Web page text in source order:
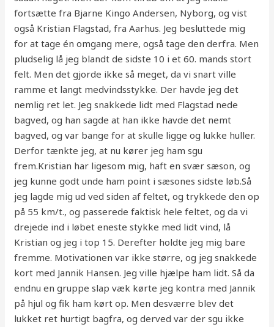
fortsætte fra Bjarne Kingo Andersen, Nyborg, og vist
også Kristian Flagstad, fra Aarhus. Jeg besluttede mig
for at tage én omgang mere, også tage den derfra. Men
pludselig lå jeg blandt de sidste 10 i et 60. mands stort
felt. Men det gjorde ikke så meget, da vi snart ville
ramme et langt medvindsstykke. Der havde jeg det
nemlig ret let. Jeg snakkede lidt med Flagstad nede
bagved, og han sagde at han ikke havde det nemt
bagved, og var bange for at skulle ligge og lukke huller.
Derfor tænkte jeg, at nu kører jeg ham sgu
frem.Kristian har ligesom mig, haft en svær sæson, og
jeg kunne godt unde ham point i sæsones sidste løb.Så
jeg lagde mig ud ved siden af feltet, og trykkede den op
på 55 km/t., og passerede faktisk hele feltet, og da vi
drejede ind i løbet eneste stykke med lidt vind, lå
Kristian og jeg i top 15. Derefter holdte jeg mig bare
fremme. Motivationen var ikke større, og jeg snakkede
kort med Jannik Hansen. Jeg ville hjælpe ham lidt. Så da
endnu en gruppe slap væk kørte jeg kontra med Jannik
på hjul og fik ham kørt op. Men desværre blev det
lukket ret hurtigt bagfra, og derved var der sgu ikke